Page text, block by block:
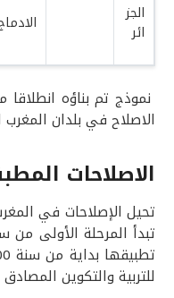
الجز
ائر
نموذج تم بناؤه
الاصلاح في بلدان المغرب
الاصلاحات
تحيل الإصلاحات في
للتربية والتكوين المصادق